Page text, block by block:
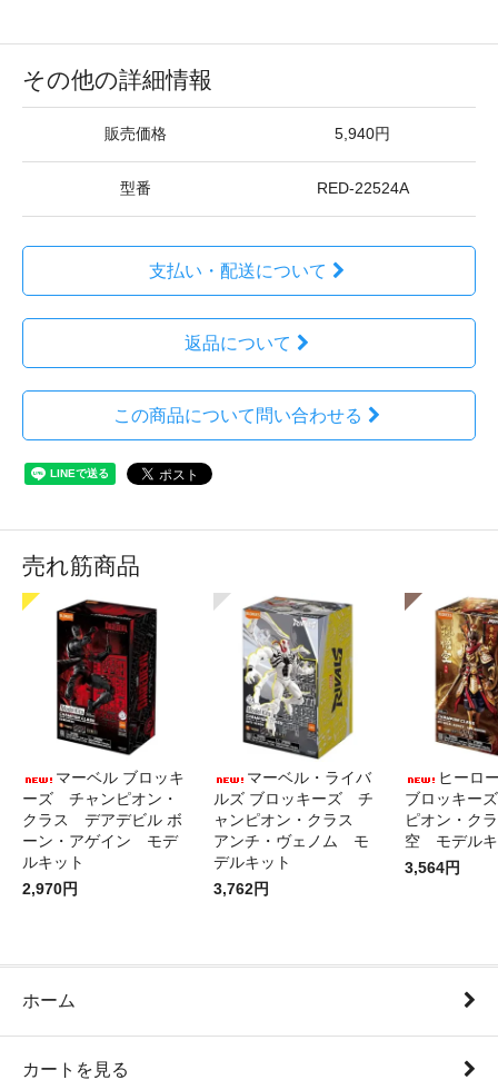
その他の詳細情報
販売価格 5,940円
型番 RED-22524A
支払い・配送について
返品について
この商品について問い合わせる
売れ筋商品
マーベル ブロッキ
ーズ チャンピオン・
クラス デアデビル ボ
ーン・アゲイン モデ
ルキット
2,970円
マーベル・ライバ
ルズ ブロッキーズ チ
ャンピオン・クラス
アンチ・ヴェノム モ
デルキット
3,762円
ヒーロ
ブロッキー
ピオン・ク
空 モデル
3,564円
ホーム
カートを見る